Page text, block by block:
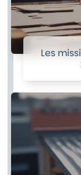
Les